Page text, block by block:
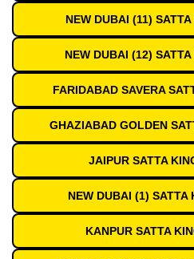
NEW DUBAI (11)
NEW DUBAI (12)
FARIDABAD SAVERA
GHAZIABAD GOLDEN
JAIPUR SATTA
NEW DUBAI (1) SATTA
KANPUR SATTA